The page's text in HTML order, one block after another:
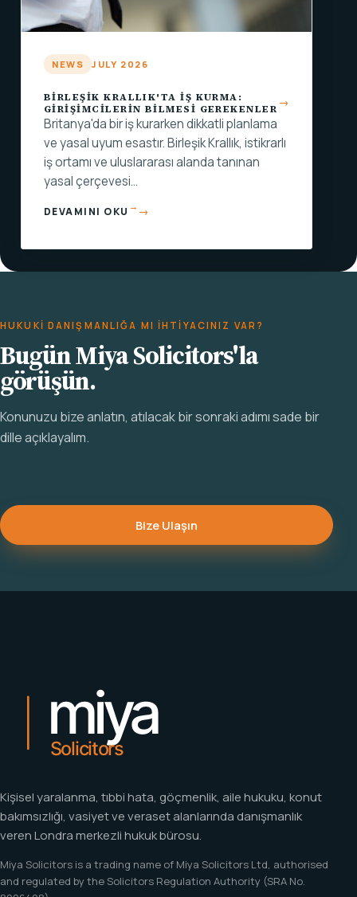
NEWS JULY 2026
BIRLEŞIK KRALLIK'TA İŞ KURMA:
GIRIŞIMCILERIN BILMESI GEREKENLER
Britanya'da bir iş kurarken dikkatli planlama
ve yasal uyum esastır. Birleşik Krallık, istikrarlı
iş ortamı ve uluslararası alanda tanınan
yasal çerçevesi…
DEVAMINI OKU →
HUKUKI DANIŞMANLIĞA MI IHTIYACINIZ VAR?
Bugün Miya Solicitors'la
görüşün.
Konunuzu bize anlatın, atılacak bir sonraki adımı sade bir
dille açıklayalım.
Bize Ulaşın
Kişisel yaralanma, tıbbi hata, göçmenlik, aile hukuku, konut
bakımsızlığı, vasiyet ve veraset alanlarında danışmanlık
veren Londra merkezli hukuk bürosu.
Miya Solicitors is a trading name of Miya Solicitors Ltd, authorised
and regulated by the Solicitors Regulation Authority (SRA No.